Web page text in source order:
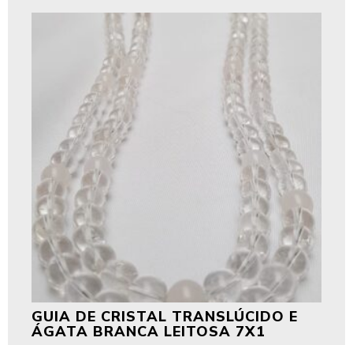
GUIA DE CRISTAL TRANSLÚCIDO E
ÁGATA BRANCA LEITOSA 7X1